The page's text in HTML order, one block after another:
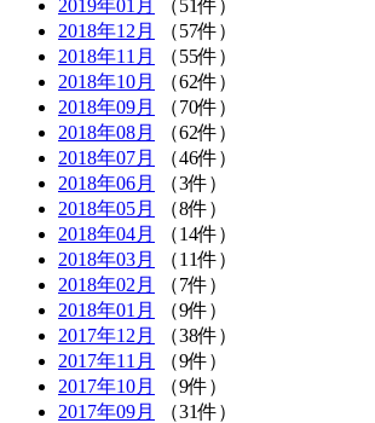
2019年01月
（51件）
2018年12月
（57件）
2018年11月
（55件）
2018年10月
（62件）
2018年09月
（70件）
2018年08月
（62件）
2018年07月
（46件）
2018年06月
（3件）
2018年05月
（8件）
2018年04月
（14件）
2018年03月
（11件）
2018年02月
（7件）
2018年01月
（9件）
2017年12月
（38件）
2017年11月
（9件）
2017年10月
（9件）
2017年09月
（31件）